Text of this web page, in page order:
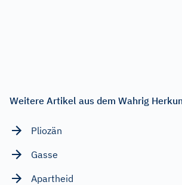
Weitere Artikel aus dem Wahrig
Pliozän
Gasse
Apartheid